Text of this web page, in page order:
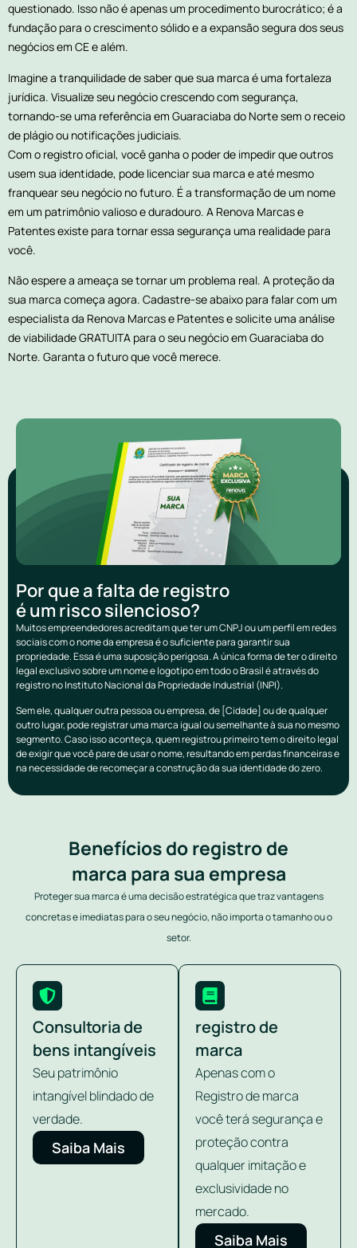
questionado. Isso não é apenas um procedimento burocrático; é a
fundação para o crescimento sólido e a expansão segura dos seus
negócios em CE e além.
Imagine a tranquilidade de saber que sua marca é uma fortaleza
jurídica. Visualize seu negócio crescendo com segurança,
tornando-se uma referência em Guaraciaba do Norte sem o receio
de plágio ou notificações judiciais.
Com o registro oficial, você ganha o poder de impedir que outros
usem sua identidade, pode licenciar sua marca e até mesmo
franquear seu negócio no futuro. É a transformação de um nome
em um patrimônio valioso e duradouro. A Renova Marcas e
Patentes existe para tornar essa segurança uma realidade para
você.
Não espere a ameaça se tornar um problema real. A proteção da
sua marca começa agora. Cadastre-se abaixo para falar com um
especialista da Renova Marcas e Patentes e solicite uma análise
de viabilidade GRATUITA para o seu negócio em Guaraciaba do
Norte. Garanta o futuro que você merece.
Por que a falta de registro
é um risco silencioso?
Muitos empreendedores acreditam que ter um CNPJ ou um perfil em redes
sociais com o nome da empresa é o suficiente para garantir sua
propriedade. Essa é uma suposição perigosa. A única forma de ter o direito
legal exclusivo sobre um nome e logotipo em todo o Brasil é através do
registro no Instituto Nacional da Propriedade Industrial (INPI).
Sem ele, qualquer outra pessoa ou empresa, de [Cidade] ou de qualquer
outro lugar, pode registrar uma marca igual ou semelhante à sua no mesmo
segmento. Caso isso aconteça, quem registrou primeiro tem o direito legal
de exigir que você pare de usar o nome, resultando em perdas financeiras e
na necessidade de recomeçar a construção da sua identidade do zero.
Benefícios do registro de
marca para sua empresa
Proteger sua marca é uma decisão estratégica que traz vantagens
concretas e imediatas para o seu negócio, não importa o tamanho ou o
setor.
Consultoria de
bens intangíveis
Seu patrimônio
intangível blindado de
verdade.
Saiba Mais
registro de
marca
Apenas com o
Registro de marca
você terá segurança e
proteção contra
qualquer imitação e
exclusividade no
mercado.
Saiba Mais